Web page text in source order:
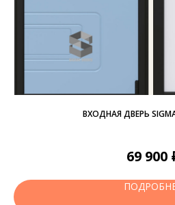
ВХОДНАЯ ДВЕРЬ SIGMA
69 900